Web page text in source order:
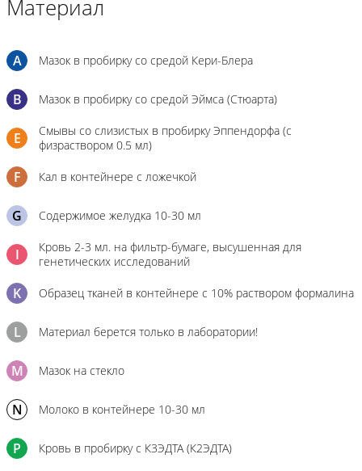
Материал
A Мазок в пробирку со средой Кери-Блера
B Мазок в пробирку со средой Эймса (Стюарта)
E
Смывы со слизистых в пробирку Эппендорфа (с
физраствором 0.5 мл)
F Кал в контейнере с ложечкой
G Содержимое желудка 10-30 мл
I
Кровь 2-3 мл. на фильтр-бумаге, высушенная для
генетических исследований
K Образец тканей в контейнере с 10% раствором формалина
L Материал берется только в лаборатории!
M Мазок на стекло
N Молоко в контейнере 10-30 мл
P Кровь в пробирку с К3ЭДТА (К2ЭДТА)